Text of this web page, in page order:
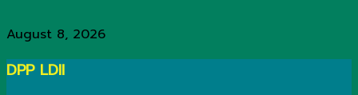
August 8, 2026
DPP LDII